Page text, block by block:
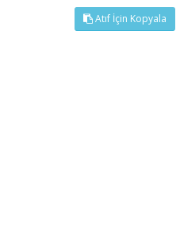
Atıf İçin Kopyala